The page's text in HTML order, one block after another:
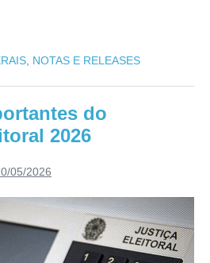
NOTAS E RELEASES
do
2026
05/2026